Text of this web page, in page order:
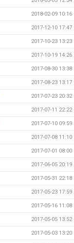
2018-02-09 10:16
2017-12-10 17:47
2017-10-23 13:23
2017-10-19 14:26
2017-08-30 13:38
2017-08-23 13:17
2017-07-23 20:32
2017-07-11 22:22
2017-07-10 09:59
2017-07-08 11:10
2017-07-01 08:00
2017-06-05 20:19
2017-05-31 22:18
2017-05-23 17:59
2017-05-16 11:08
2017-05-05 13:52
2017-05-03 13:20